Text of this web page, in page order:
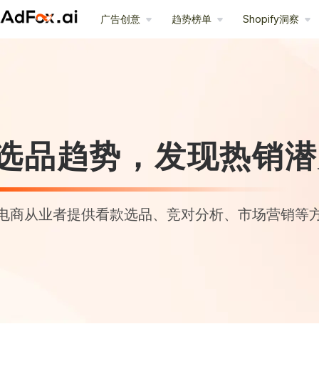
广告创意 趋势榜单 Shopify洞察
品趋势，发现热销
商从业者提供看款选品、竞对分析、市场营销等